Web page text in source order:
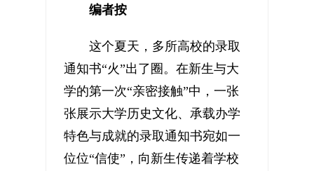
编者按
这个夏天，多所高校的录取
通知书“火”出了圈。在新生与大
学的第一次“亲密接触”中，一张
张展示大学历史文化、承载办学
特色与成就的录取通知书宛如一
位位“信使”，向新生传递着学校